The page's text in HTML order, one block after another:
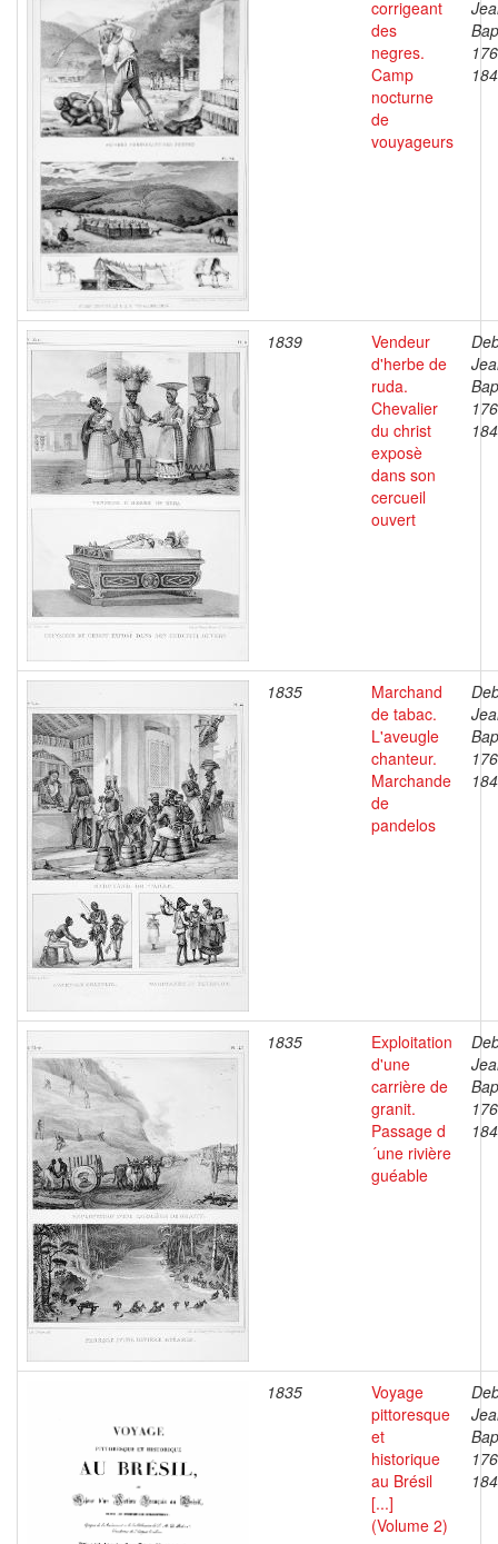
corrigeant
des
negres.
Camp
nocturne
de
vouyageurs
1839
Vendeur
d'herbe de
ruda.
Chevalier
du christ
exposè
dans son
cercueil
ouvert
1835
Marchand
de tabac.
L'aveugle
chanteur.
Marchande
de
pandelos
1835
Exploitation
d'une
carrière de
granit.
Passage d
´une rivière
guéable
1835
Voyage
pittoresque
et
historique
au Brésil
[...]
(Volume 2)